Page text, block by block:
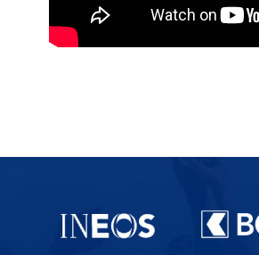
Partenaires du lausanne-Sport